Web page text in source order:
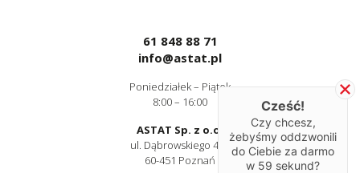
61 848 88 71
info@astat.pl
Poniedziałek – Piątek
8:00 – 16:00
ASTAT Sp. z o.o.
ul. Dąbrowskiego 441
60-451 Poznań
Cześć!
Czy chcesz,
żebyśmy oddzwonili
do Ciebie za darmo
w 59 sekund?